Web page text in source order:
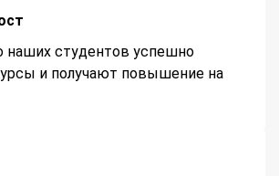
наших студентов успешно
и получают повышение на